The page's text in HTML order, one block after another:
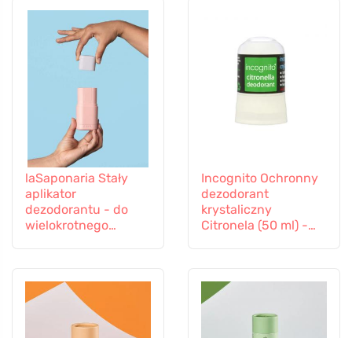
laSaponaria Stały
aplikator
dezodorantu - do
wielokrotnego
Incognito Ochronny
dezodorant
krystaliczny
Citronela (50 ml) -